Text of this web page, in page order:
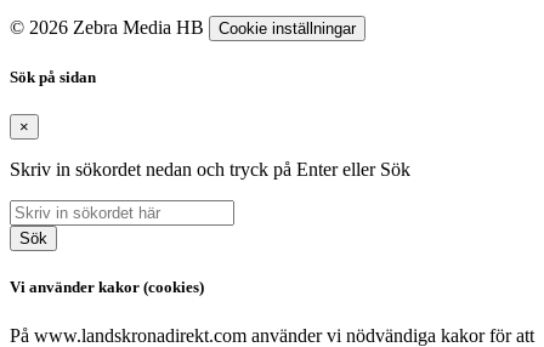
© 2026 Zebra Media HB Cookie inställningar
Sök på sidan
×
Skriv in sökordet nedan och tryck på Enter eller Sök
Sök
Vi använder kakor (cookies)
På www.landskronadirekt.com använder vi nödvändiga kakor för att